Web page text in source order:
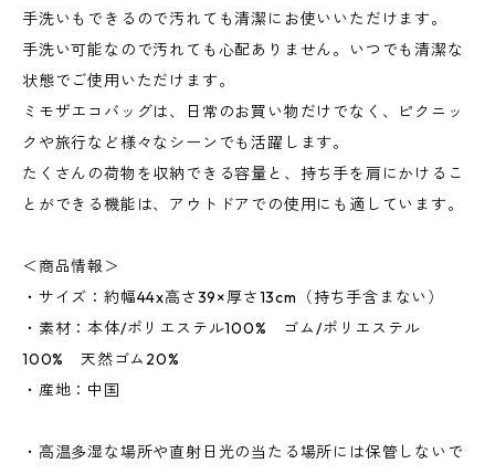
手洗いもできるので汚れても清潔にお使いいただけます。
手洗い可能なので汚れても心配ありません。いつでも清潔な
状態でご使用いただけます。
ミモザエコバッグは、日常のお買い物だけでなく、ピクニッ
クや旅行など様々なシーンでも活躍します。
たくさんの荷物を収納できる容量と、持ち手を肩にかけるこ
とができる機能は、アウトドアでの使用にも適しています。
＜商品情報＞
・サイズ：約幅44x高さ39×厚さ13cm（持ち手含まない）
・素材：本体/ポリエステル100% ゴム/ポリエステル
100% 天然ゴム20%
・産地：中国
・高温多湿な場所や直射日光の当たる場所には保管しないで